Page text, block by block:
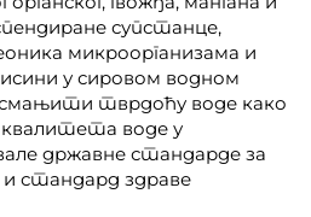
супстанце,
микроорганизама и
у сировом водном
смањити тврдоћу воде како
квалитета воде у
државне стандарде за
и стандард здраве